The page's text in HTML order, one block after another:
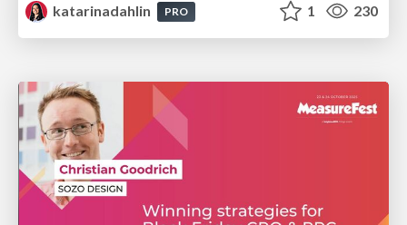
katarinadahlin
PRO 1 230